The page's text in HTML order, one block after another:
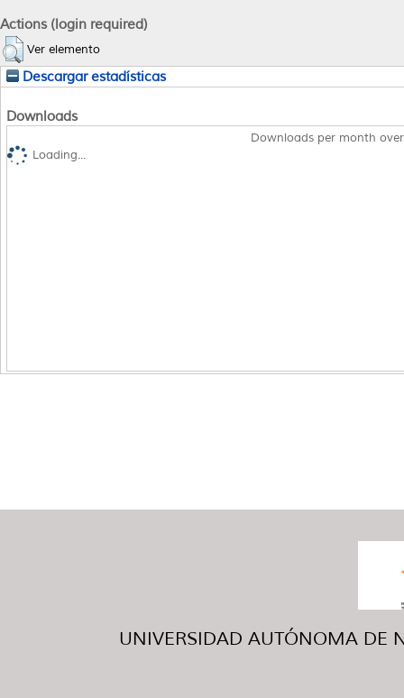
Actions (login required)
Ver elemento
Descargar estadísticas
Downloads
Downloads per month
Loading...
UNIVERSIDAD AUTÓNOMA DE